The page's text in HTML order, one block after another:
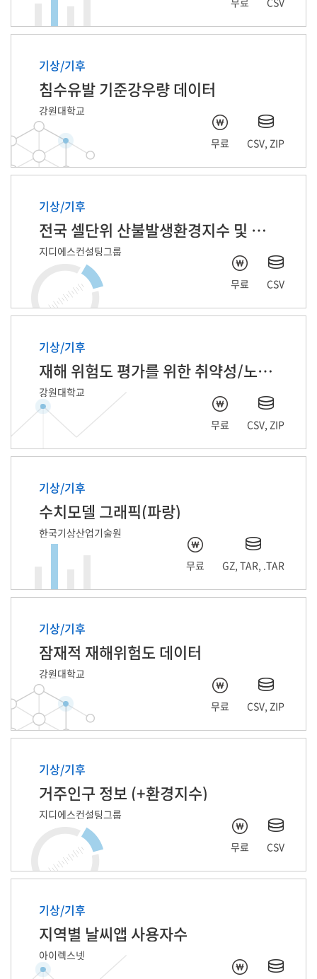
기상/기후
침수유발 기준강우량 데이터
강원대학교
무료 CSV, ZIP
기상/기후
전국 셀단위 산불발생환경지수 및 발생정보
지디에스컨설팅그룹
무료 CSV
기상/기후
재해 위험도 평가를 위한 취약성/노출성 데이터
강원대학교
무료 CSV, ZIP
기상/기후
수치모델 그래픽(파랑)
한국기상산업기술원
무료 GZ, TAR, .TAR
기상/기후
잠재적 재해위험도 데이터
강원대학교
무료 CSV, ZIP
기상/기후
거주인구 정보 (+환경지수)
지디에스컨설팅그룹
무료 CSV
기상/기후
지역별 날씨앱 사용자수
아이렉스넷